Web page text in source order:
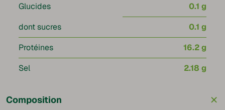
Glucides
0.1 g
dont sucres
0.1 g
Protéines
16.2 g
Sel
2.18 g
Composition +